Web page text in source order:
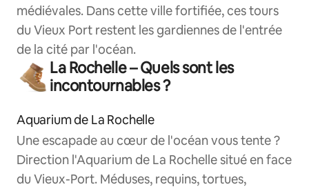
médiévales. Dans cette ville fortifiée, ces tours
du Vieux Port restent les gardiennes de l'entrée
de la cité par l'océan.
La Rochelle – Quels sont les
incontournables ?
Aquarium de La Rochelle
Une escapade au cœur de l'océan vous tente ?
Direction l'Aquarium de La Rochelle situé en face
du Vieux-Port. Méduses, requins, tortues,